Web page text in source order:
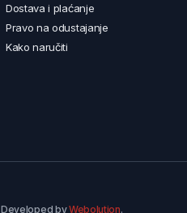
Dostava i plaćanje
Pravo na odustajanje
Kako naručiti
Developed byWebolution.